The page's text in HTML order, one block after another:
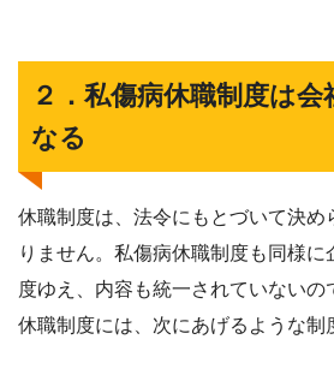
２．私傷病休職制度は
なる
休職制度は、法令にもとづいて決め
りません。私傷病休職制度も同様に
度ゆえ、内容も統一されていないの
休職制度には、次にあげるような制